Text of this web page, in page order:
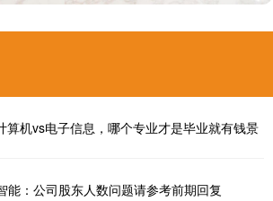
算机vs电子信息，哪个专业才是毕业就有钱景
能：公司股东人数问题请参考前期回复